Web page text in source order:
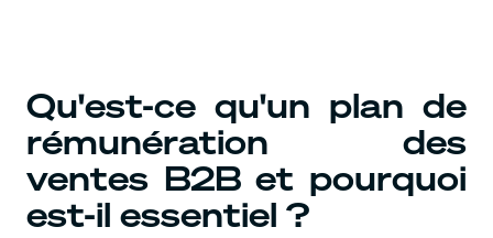
Qu'est-ce qu'un plan de
rémunération des
ventes B2B et pourquoi
est-il essentiel ?